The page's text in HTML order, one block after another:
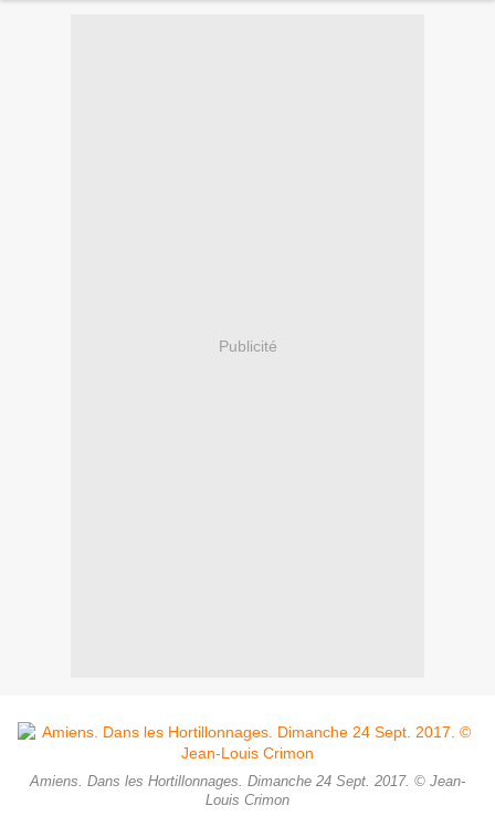
Publicité
Amiens. Dans les Hortillonnages. Dimanche 24 Sept. 2017. © Jean-
Louis Crimon